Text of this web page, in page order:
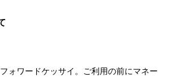
ォワードケッサイ。ご利用の前にマネー